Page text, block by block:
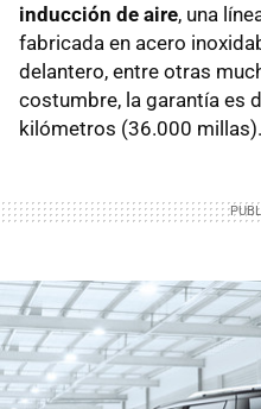
inducción de aire, una
fabricada en acero
delantero, entre otras
costumbre, la garantía es
kilómetros (36.000 millas).